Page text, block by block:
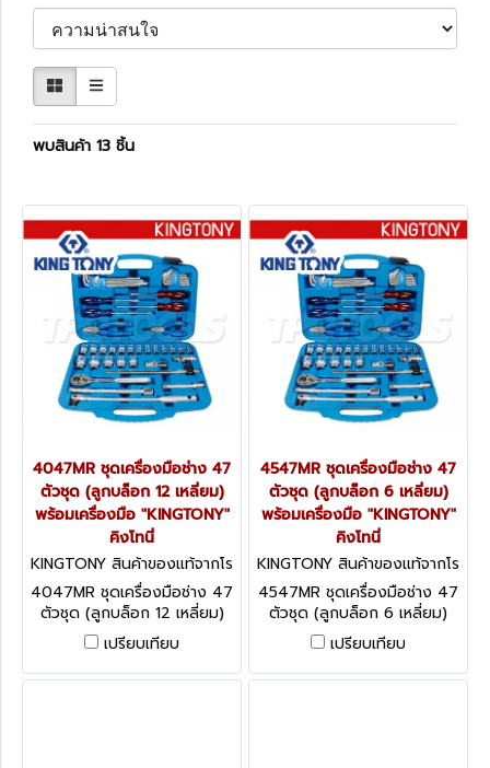
พบสินค้า 13 ชิ้น
4047MR ชุดเครื่องมือช่าง 47
ตัวชุด (ลูกบล็อก 12 เหลี่ยม)
พร้อมเครื่องมือ "KINGTONY"
คิงโทนี่
KINGTONY สินค้าของแท้จากโร
งงานผู้ผลิต 4047MR
4047MR ชุดเครื่องมือช่าง 47
ตัวชุด (ลูกบล็อก 12 เหลี่ยม)
พร้อมเครื่องมือ "KINGTONY"
คิงโทนี่
เปรียบเทียบ
4547MR ชุดเครื่องมือช่าง 47
ตัวชุด (ลูกบล็อก 6 เหลี่ยม)
พร้อมเครื่องมือ "KINGTONY"
คิงโทนี่
KINGTONY สินค้าของแท้จากโร
งงานผู้ผลิต 4547MR
4547MR ชุดเครื่องมือช่าง 47
ตัวชุด (ลูกบล็อก 6 เหลี่ยม)
พร้อมเครื่องมือ "KINGTONY"
คิงโทนี่
เปรียบเทียบ